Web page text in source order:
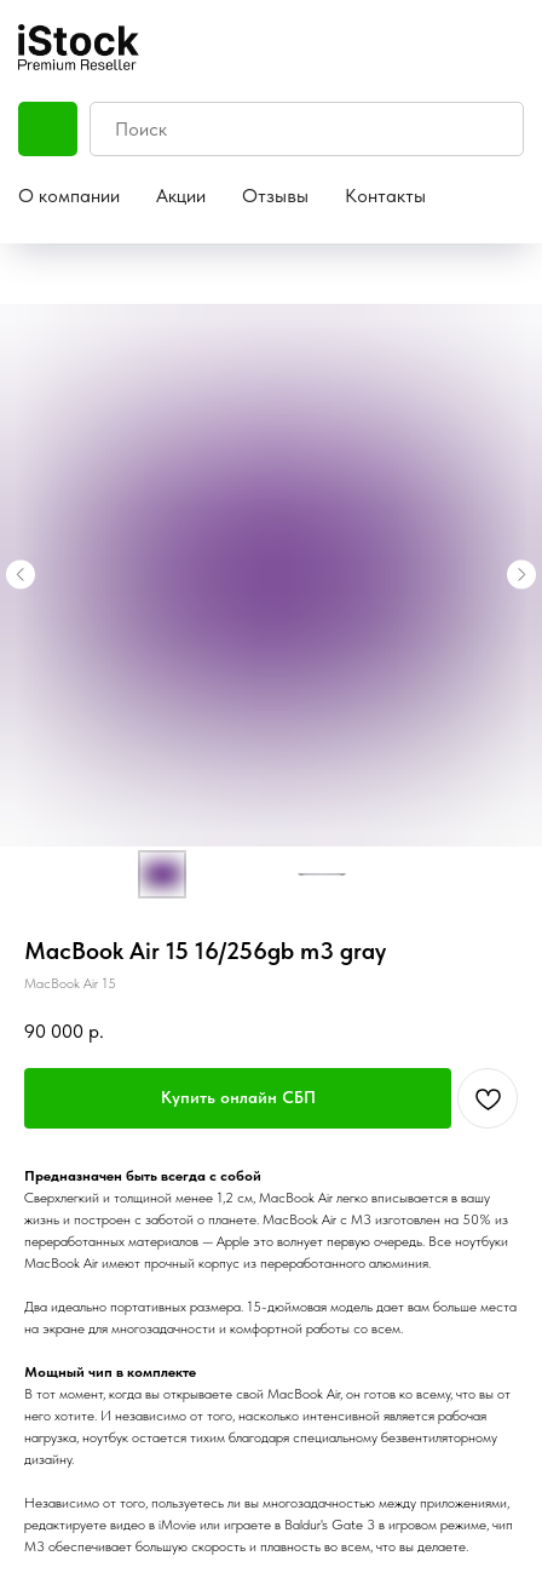
О компании Акции Отзывы Контакты
MacBook Air 15 16/256gb m3 gray
MacBook Air 15
90 000 р.
Купить онлайн СБП
Предназначен быть всегда с собой
Сверхлегкий и толщиной менее 1,2 см, MacBook Air легко вписывается в вашу
жизнь и построен с заботой о планете. MacBook Air с M3 изготовлен на 50% из
переработанных материалов — Apple это волнует первую очередь. Все ноутбуки
MacBook Air имеют прочный корпус из переработанного алюминия.
Два идеально портативных размера. 15-дюймовая модель дает вам больше места
на экране для многозадачности и комфортной работы со всем.
Мощный чип в комплекте
В тот момент, когда вы открываете свой MacBook Air, он готов ко всему, что вы от
него хотите. И независимо от того, насколько интенсивной является рабочая
нагрузка, ноутбук остается тихим благодаря специальному безвентиляторному
дизайну.
Независимо от того, пользуетесь ли вы многозадачностью между приложениями,
редактируете видео в iMovie или играете в Baldur's Gate 3 в игровом режиме, чип
M3 обеспечивает большую скорость и плавность во всем, что вы делаете.